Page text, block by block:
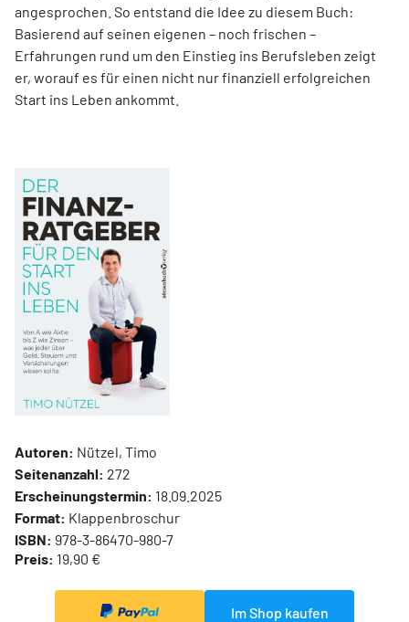
angesprochen. So entstand die Idee zu diesem Buch:
Basierend auf seinen eigenen – noch frischen –
Erfahrungen rund um den Einstieg ins Berufsleben zeigt
er, worauf es für einen nicht nur finanziell erfolgreichen
Start ins Leben ankommt.
Autoren: Nützel, Timo
Seitenanzahl: 272
Erscheinungstermin: 18.09.2025
Format: Klappenbroschur
ISBN: 978-3-86470-980-7
Preis: 19,90 €
Im Shop kaufen